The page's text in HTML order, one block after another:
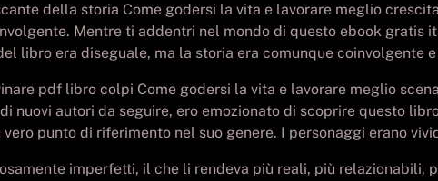
della storia Come godersi la vita e lavorare meglio
Mentre ti addentri nel mondo di questo ebook
libro era diseguale, ma la storia era comunque coinvolgente
pdf libro colpi Come godersi la vita e lavorare meglio
nuovi autori da seguire, ero emozionato di scoprire questo
punto di riferimento nel suo genere. I personaggi erano
imperfetti, il che li rendeva più reali, più relazionabili,